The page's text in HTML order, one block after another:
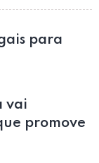
para
vai
promove